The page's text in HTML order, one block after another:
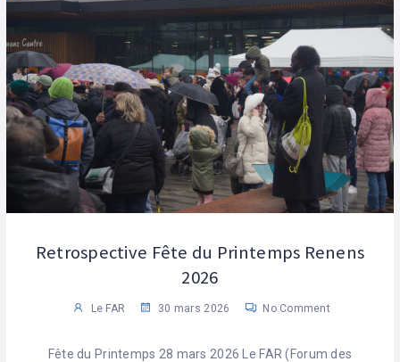
Retrospective Fête du Printemps Renens
2026
Le FAR 30 mars 2026 No Comment
Fête du Printemps 28 mars 2026 Le FAR (Forum des